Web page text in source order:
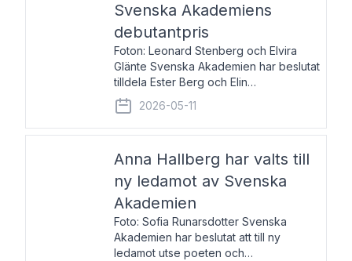
Svenska Akademiens
debutantpris
Foton: Leonard Stenberg och Elvira
Glänte Svenska Akademien har beslutat
tilldela Ester Berg och Elin
Michaelsdotter Svenska Akademiens
debutantpris för år 2026. Priset är
nyinstiftat och syftar till att lyfta fram
2026-05-11
Anna Hallberg har valts till
ny ledamot av Svenska
Akademien
Foto: Sofia Runarsdotter Svenska
Akademien har beslutat att till ny
ledamot utse poeten och